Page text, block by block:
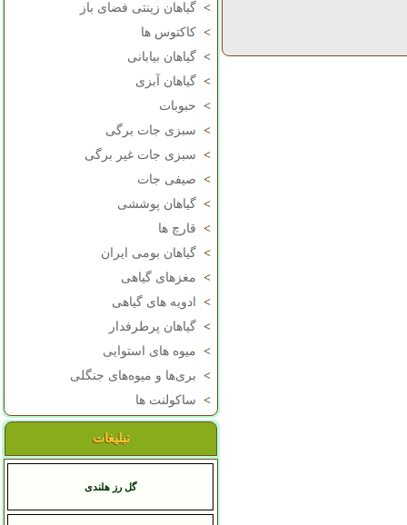
> گیاهان زینتی فضای باز
> کاکتوس ها
> گیاهان بیابانی
> گیاهان آبزی
> حبوبات
> سبزی جات برگی
> سبزی جات غیر برگی
> صیفی جات
> گیاهان پوششی
> قارچ ها
> گیاهان بومی ایران
> مغزهای گیاهی
>
ادویه های گیاهی
> گیاهان پرطرفدار
> میوه های استوایی
> بری‌ها و میوه‌های جنگلی
> ساکولنت ها
تبلیغات
گل رز هلندی